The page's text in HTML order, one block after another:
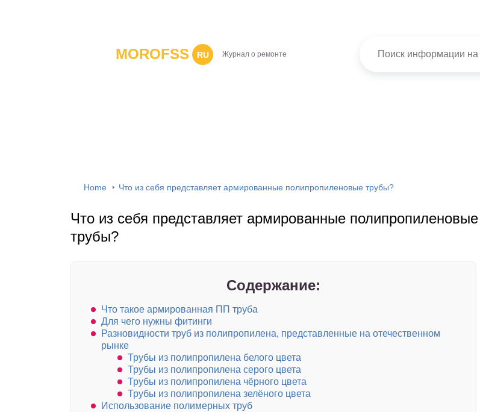
MOROFSS RU Журнал о ремонте
Home Что из себя представляет армированные полипропиленовые трубы?
Что из себя представляет армированные полипропиленовые
трубы?
Содержание:
Что такое армированная ПП труба
Для чего нужны фитинги
Разновидности труб из полипропилена, представленные на отечественном
рынке
Трубы из полипропилена белого цвета
Трубы из полипропилена серого цвета
Трубы из полипропилена чёрного цвета
Трубы из полипропилена зелёного цвета
Использование полимерных труб